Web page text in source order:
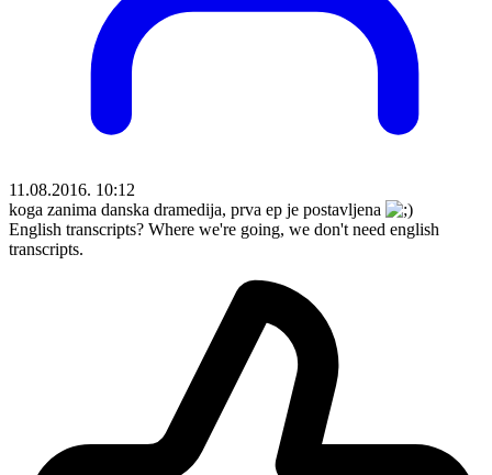
11.08.2016. 10:12
koga zanima danska dramedija, prva ep je postavljena
English transcripts? Where we're going, we don't need english
transcripts.